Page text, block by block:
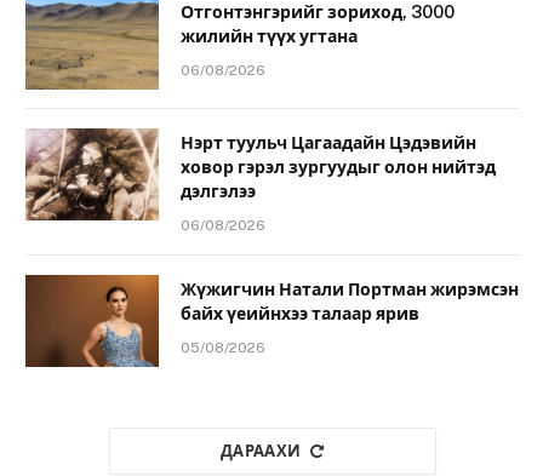
Отгонтэнгэрийг зориход, 3000
жилийн түүх угтана
06/08/2026
Нэрт туульч Цагаадайн Цэдэвийн
ховор гэрэл зургуудыг олон нийтэд
дэлгэлээ
06/08/2026
Жүжигчин Натали Портман жирэмсэн
байх үеийнхээ талаар ярив
05/08/2026
ДАРААХИ